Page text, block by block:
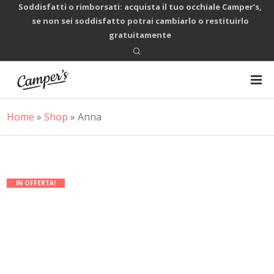
Soddisfatti o rimborsati: acquista il tuo occhiale Camper’s,
se non sei soddisfatto potrai cambiarlo o restituirlo
gratuitamente
Home »Shop »Anna
IN OFFERTA!